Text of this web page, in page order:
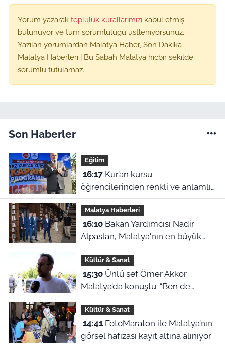
Yorum yazarak topluluk kurallarımızı kabul etmiş
bulunuyor ve tüm sorumluluğu üstleniyorsunuz.
Yazılan yorumlardan Malatya Haber, Son Dakika
Malatya Haberleri | Bu Sabah Malatya hiçbir şekilde
sorumlu tutulamaz.
Son Haberler
Eğitim
16:17Kur’an kursu
öğrencilerinden renkli ve anlamlı
kapanış gösterisi
Malatya Haberleri
16:10Bakan Yardımcısı Nadir
Alpaslan, Malatya'nın en büyük
kütüphanesini inceledi
Kültür & Sanat
15:30Ünlü şef Ömer Akkor
Malatya’da konuştu: “Ben de
Malatyalı sayılırım”
Kültür & Sanat
14:41FotoMaraton ile Malatya’nın
görsel hafızası kayıt altına alınıyor